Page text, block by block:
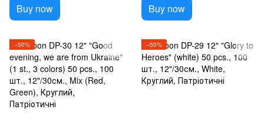
Buy now Buy now
−50% −50%